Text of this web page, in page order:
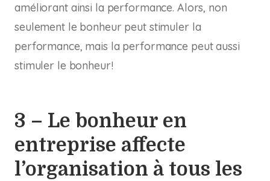
améliorant ainsi la performance. Alors, non
seulement le bonheur peut stimuler la
performance, mais la performance peut aussi
stimuler le bonheur!
3 – Le bonheur en
entreprise affecte
l’organisation à tous les